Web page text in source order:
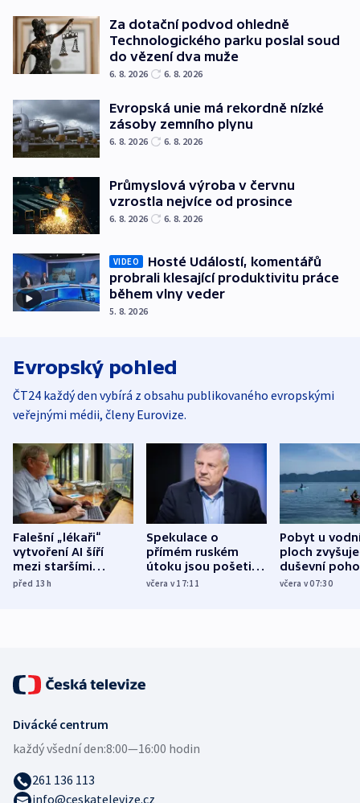
Za dotační podvod ohledně
Technologického parku poslal soud
do vězení dva muže
6. 8. 2026 6. 8. 2026
Evropská unie má rekordně nízké
zásoby zemního plynu
6. 8. 2026 6. 8. 2026
Průmyslová výroba v červnu
vzrostla nejvíce od prosince
6. 8. 2026 6. 8. 2026
VIDEO
Hosté Událostí, komentářů
probrali klesající produktivitu práce
během vlny veder
5. 8. 2026
Evropský pohled
ČT24 každý den vybírá z obsahu publikovaného evropskými
veřejnými médii, členy Eurovize.
Falešní „lékaři“
vytvoření AI šíří
mezi staršími
Poláky nebezpečné
před 13h
Spekulace o
přímém ruském
útoku jsou pošetilé,
míní estonský
včera v 17:11
Pobyt u
ploch zvyšuje
duševní
ukázala
včera v 07:30
Divácké centrum
každý všední den:8:00—16:00 hodin
261 136 113
info@ceskatelevize.cz